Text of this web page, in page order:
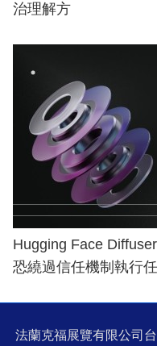
治理解方
Hugging Face
恐繞過信任機制執行
法蘭克福展覽有限公司